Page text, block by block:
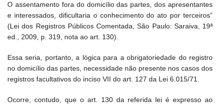
O assentamento fora do domicílio das partes, dos apresentantes
e interessados, dificultaria o conhecimento do ato por terceiros”
(Lei dos Registros Públicos Comentada, São Paulo: Saraiva, 19ª
ed., 2009, p. 319, nota ao art. 130).
Essa seria, portanto, a lógica para a obrigatoriedade do registro
no domicílio das partes, necessidade não presente nos casos dos
registros facultativos do inciso VII do art. 127 da Lei 6.015/71.
Ocorre, contudo, que o art. 130 da referida lei é expresso ao